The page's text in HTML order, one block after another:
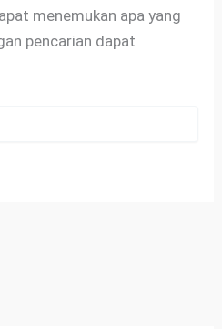
menemukan apa yang
pencarian dapat